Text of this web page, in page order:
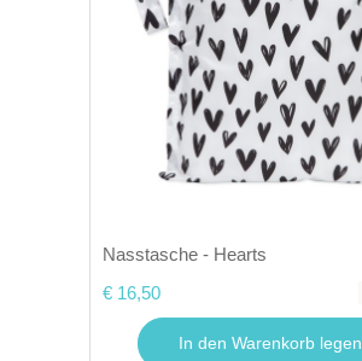
Nasstasche - Hearts
€ 16,50
In den Warenkorb legen